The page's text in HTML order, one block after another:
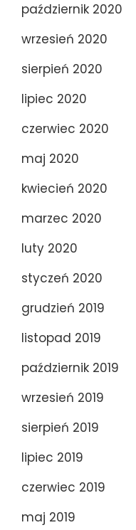
październik 2020
wrzesień 2020
sierpień 2020
lipiec 2020
czerwiec 2020
maj 2020
kwiecień 2020
marzec 2020
luty 2020
styczeń 2020
grudzień 2019
listopad 2019
październik 2019
wrzesień 2019
sierpień 2019
lipiec 2019
czerwiec 2019
maj 2019